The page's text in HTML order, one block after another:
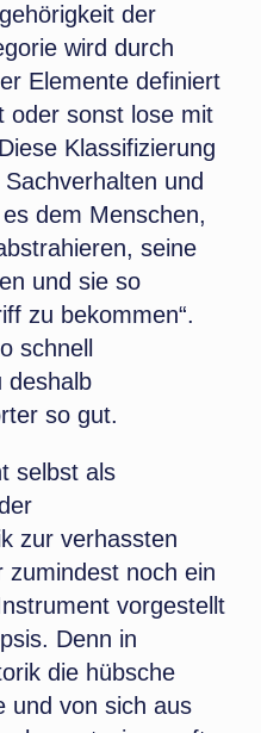
der
wird durch
Elemente definiert
oder sonst lose mit
Klassifizierung
und
dem Menschen,
seine
und sie so
zu bekommen“.
schnell
deshalb
so gut.
selbst als
zur verhassten
zumindest noch ein
vorgestellt
Denn in
die hübsche
und von sich aus